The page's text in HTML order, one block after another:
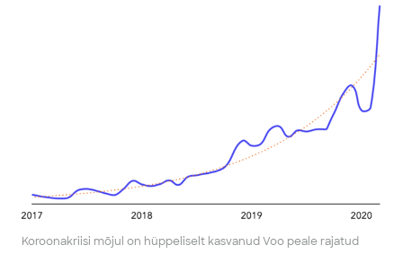
Koroonakriisi mõjul on hüppeliselt kasvanud Voo peale rajatud